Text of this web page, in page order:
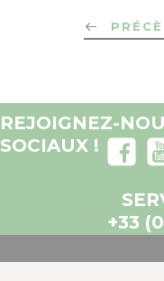
REJOIGNEZ-
SOCIAUX !
+33